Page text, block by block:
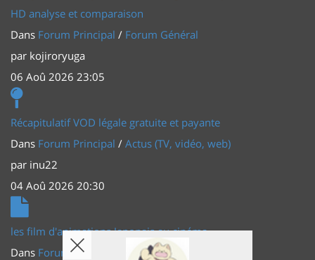
HD analyse et comparaison
Dans Forum Principal / Forum Général
par kojiroryuga
06 Aoû 2026 23:05
Récapitulatif VOD légale gratuite et payante
Dans Forum Principal / Actus (TV, vidéo, web)
par inu22
04 Aoû 2026 20:30
les film d'animations Japonais au cinéma
Dans Forum Principal Actus (TV, vidéo, web)